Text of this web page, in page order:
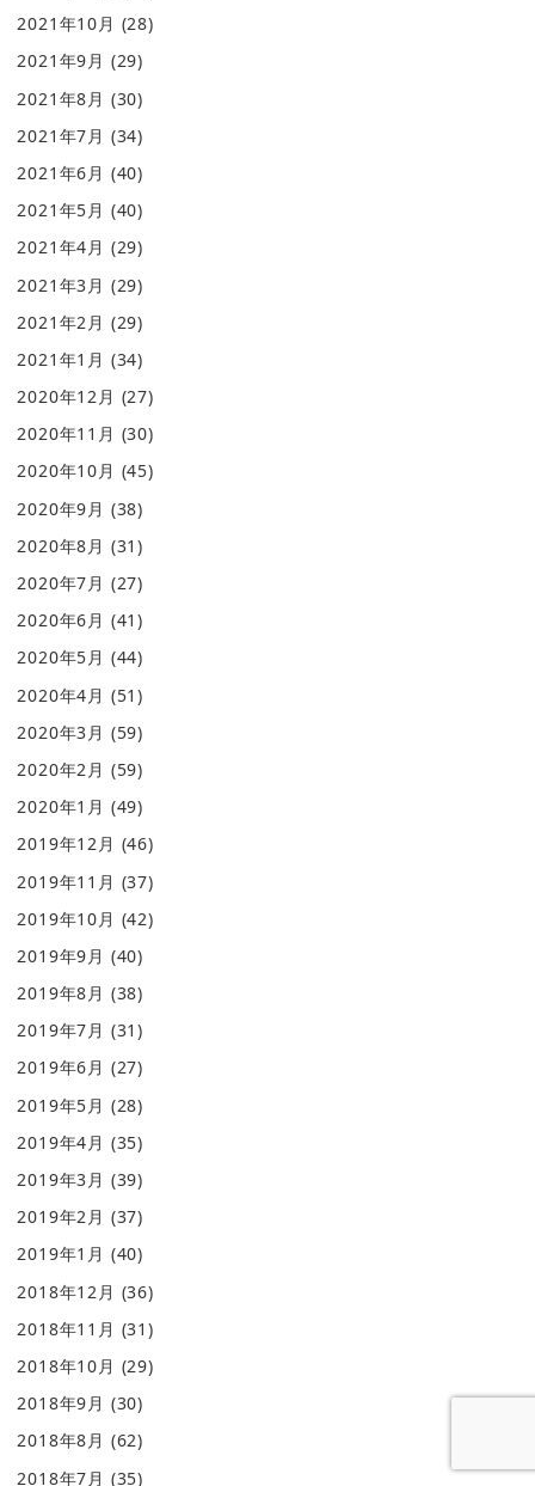
2021年10月 (28)
2021年9月 (29)
2021年8月 (30)
2021年7月 (34)
2021年6月 (40)
2021年5月 (40)
2021年4月 (29)
2021年3月 (29)
2021年2月 (29)
2021年1月 (34)
2020年12月 (27)
2020年11月 (30)
2020年10月 (45)
2020年9月 (38)
2020年8月 (31)
2020年7月 (27)
2020年6月 (41)
2020年5月 (44)
2020年4月 (51)
2020年3月 (59)
2020年2月 (59)
2020年1月 (49)
2019年12月 (46)
2019年11月 (37)
2019年10月 (42)
2019年9月 (40)
2019年8月 (38)
2019年7月 (31)
2019年6月 (27)
2019年5月 (28)
2019年4月 (35)
2019年3月 (39)
2019年2月 (37)
2019年1月 (40)
2018年12月 (36)
2018年11月 (31)
2018年10月 (29)
2018年9月 (30)
2018年8月 (62)
2018年7月 (35)